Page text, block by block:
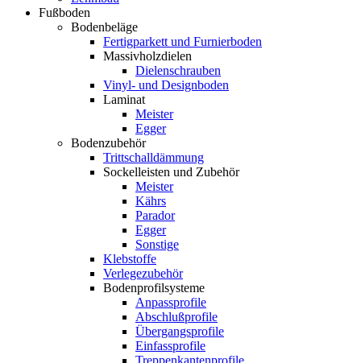
Fußboden
Bodenbeläge
Fertigparkett und Furnierboden
Massivholzdielen
Dielenschrauben
Vinyl- und Designboden
Laminat
Meister
Egger
Bodenzubehör
Trittschalldämmung
Sockelleisten und Zubehör
Meister
Kährs
Parador
Egger
Sonstige
Klebstoffe
Verlegezubehör
Bodenprofilsysteme
Anpassprofile
Abschlußprofile
Übergangsprofile
Einfassprofile